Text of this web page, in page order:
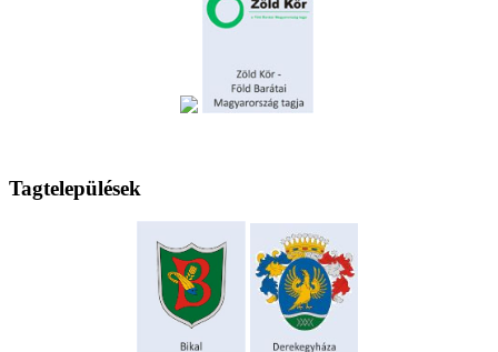
Tagtelepülések